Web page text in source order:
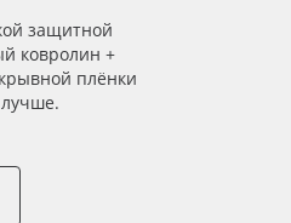
защитной
ковролин +
плёнки